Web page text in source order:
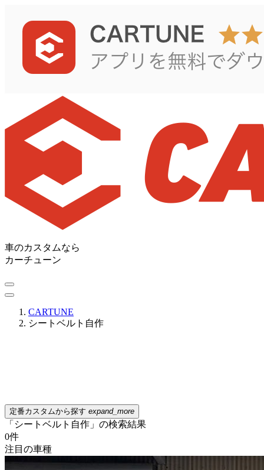
車のカスタムなら
カーチューン
CARTUNE
シートベルト自作
定番カスタムから探す expand_more
「シートベルト自作」の検索結果
0件
注目の車種